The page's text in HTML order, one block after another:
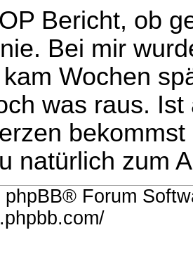
Bericht, ob
Bei mir
Wochen
was raus.
natürlich zum
phpBB® Forum